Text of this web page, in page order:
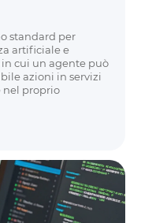
standard per
artificiale e
cui un agente può
azioni in servizi
nel proprio